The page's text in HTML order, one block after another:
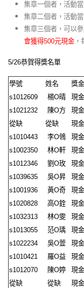
集章一個者，活動
集章二個者，活動
集章三個者，可以
會獲得500元現金
5/26恭賀得獎名單
學號 姓名
獎金
s1012609
楊O晴
現
s1021232
陳O方
現
從缺
從缺
現
s1010443
李O鴒
現
s1002350
林O軒
現
s1012346
劉O玫
現
s1039635
吳O昇
現
s1001936
黃O奇
現
s1020828
高O銓
現
s1032313
林O雯
現
s1013055
范O瑀
現
s1022234
吳O萱
現
s1010421
羅O益
現
s1012070
陳O婷
現
從缺
從缺 現